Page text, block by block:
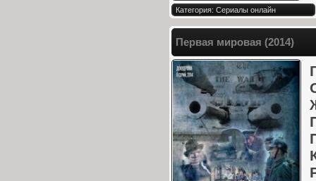
Категория: Сериалы онлайн
Первая мировая (2014)